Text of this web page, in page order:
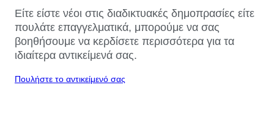
Είτε είστε νέοι στις διαδικτυακές δημοπρασίες είτε
πουλάτε επαγγελματικά, μπορούμε να σας
βοηθήσουμε να κερδίσετε περισσότερα για τα
ιδιαίτερα αντικείμενά σας.
Πουλήστε το αντικείμενό σας